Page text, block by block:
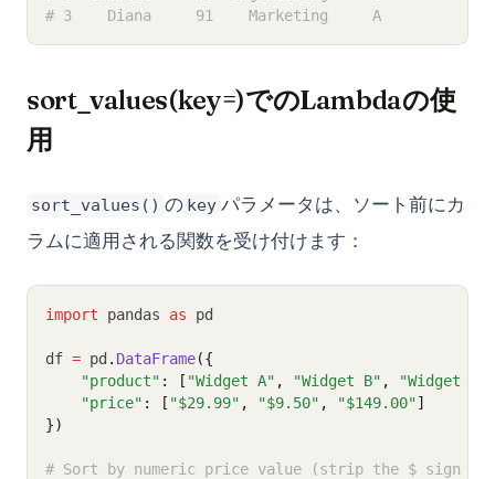
# 3    Diana     91    Marketing     A
sort_values(key=)でのLambdaの使
用
sort_values() の key パラメータは、ソート前にカ
ラムに適用される関数を受け付けます：
import pandas as pd
df = pd . DataFrame({
"product" : [ "Widget A" , "Widget B" , "Widget C"
"price" : [ "$29.99" , "$9.50" , "$149.00"]
})
# Sort by numeric price value (strip the $ sign